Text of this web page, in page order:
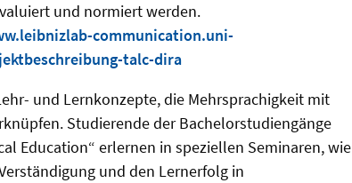
und normiert werden.
communication.uni-
talc-dira
und Lernkonzepte, die Mehrsprachigkeit mit
Studierende der Bachelorstudiengänge
Education“ erlernen in speziellen Seminaren, wie
und den Lernerfolg in